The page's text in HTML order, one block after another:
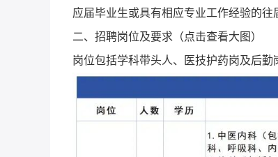
应届毕业生或具有相应专业工作经验的往
二、招聘岗位及要求（点击查看大图）
岗位包括学科带头人、医技护药岗及后勤